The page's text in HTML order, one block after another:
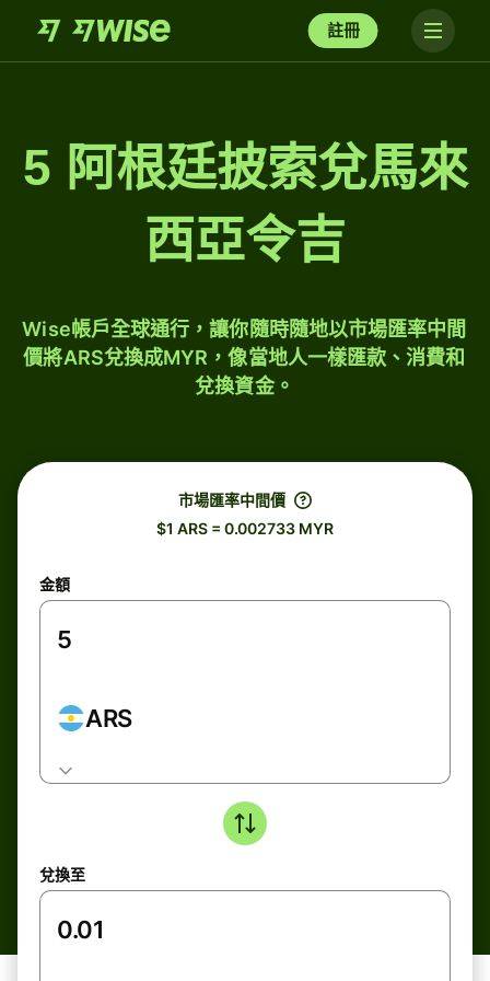
註冊
5 阿根廷披索兌馬來
西亞令吉
Wise帳戶全球通行，讓你隨時隨地以市場匯率中間
價將ARS兌換成MYR，像當地人一樣匯款、消費和
兌換資金。
市場匯率中間價
$1 ARS = 0.002733 MYR
金額
ARS
兌換至